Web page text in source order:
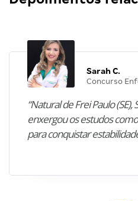
Sarah C.
Concurso
“Natural de Frei Paulo
enxergou os estudos
para conquistar